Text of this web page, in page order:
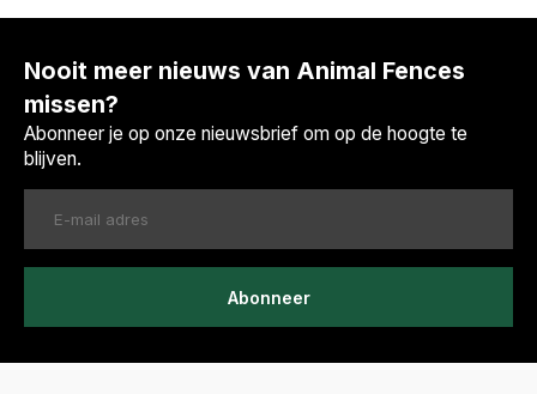
Nooit meer nieuws van Animal Fences
missen?
Abonneer je op onze nieuwsbrief om op de hoogte te
blijven.
Abonneer